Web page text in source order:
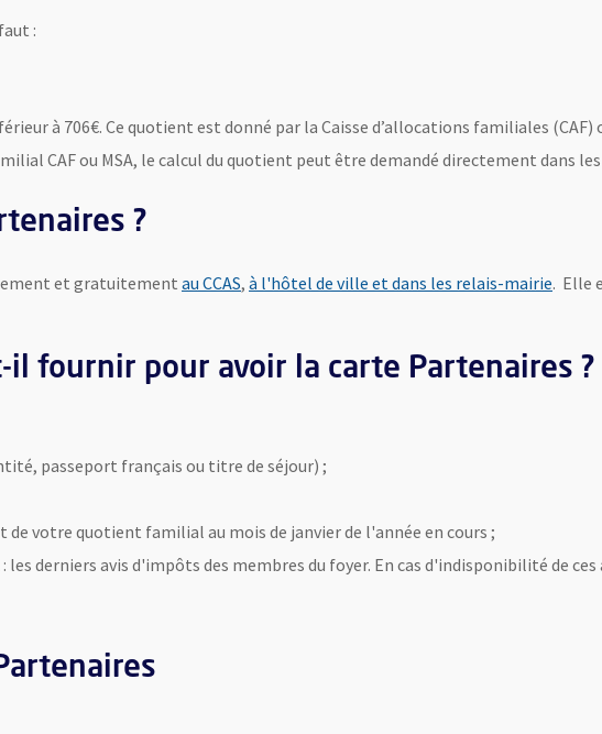
:
à 706€. Ce quotient est donné par la Caisse d’allocations familiales (CAF)
CAF ou MSA, le calcul du quotient peut être demandé directement dans
?
et gratuitement au CCAS, à l'hôtel de ville et dans les relais-mairie. Elle
il fournir pour avoir la carte Partenaires ?
passeport français ou titre de séjour) ;
de votre quotient familial au mois de janvier de l'année en cours ;
: les derniers avis d'impôts des membres du foyer. En cas d'indisponibilité de